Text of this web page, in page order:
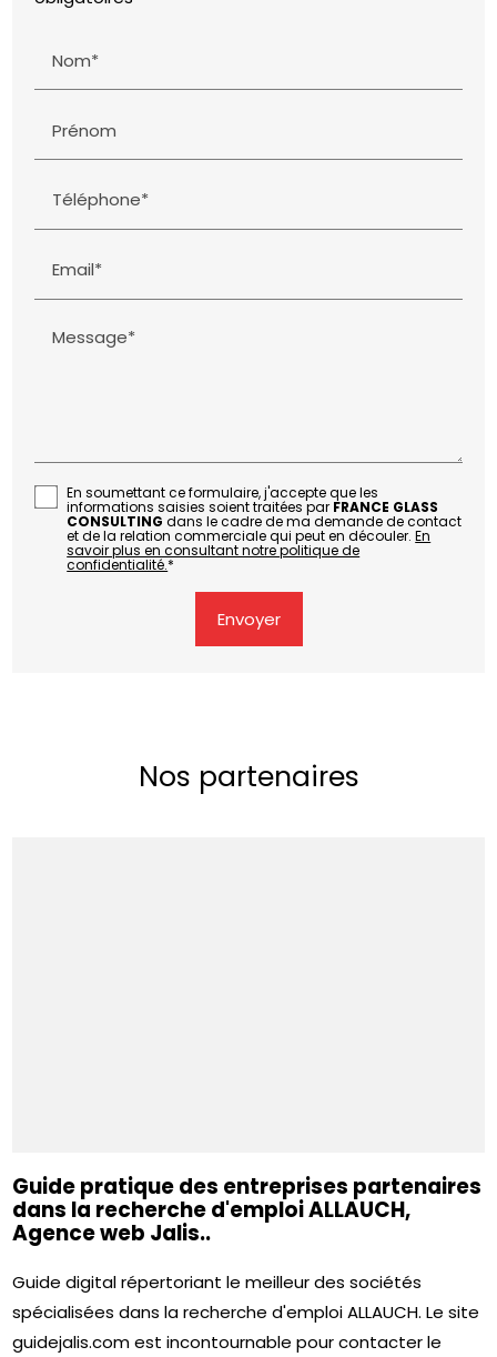
Nom*
Prénom
Téléphone*
Email*
Message*
En soumettant ce formulaire, j'accepte que les
informations saisies soient traitées par FRANCE GLASS
CONSULTING dans le cadre de ma demande de contact
et de la relation commerciale qui peut en découler.En
savoir plus en consultant notre politique de
confidentialité.*
Nos partenaires
Guide pratique des entreprises partenaires
dans la recherche d'emploi ALLAUCH,
Agence web Jalis..
Guide digital répertoriant le meilleur des sociétés
spécialisées dans la recherche d'emploi ALLAUCH. Le site
guidejalis.com est incontournable pour contacter le